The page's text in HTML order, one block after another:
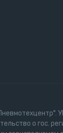
о гос.